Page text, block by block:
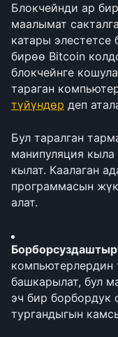
Блокчейнди ар
маалымат
катары
бирөө Bitcoin
блокчейнге
тараган
түйүндөр деп
Бул таралган
манипуляция
кылат. Каалаган
программасын
алат.
компьютерлердин
башкарылат, бул
эч бир борбордук
тургандыгын